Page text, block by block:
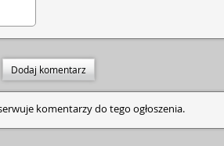
Dodaj komentarz
komentarzy do tego ogłoszenia.